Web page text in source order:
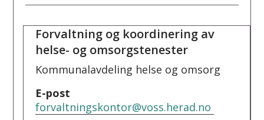
Forvaltning og koordinering av
helse- og omsorgstenester
Kommunalavdeling helse og omsorg
E-post
forvaltningskontor@voss.herad.no